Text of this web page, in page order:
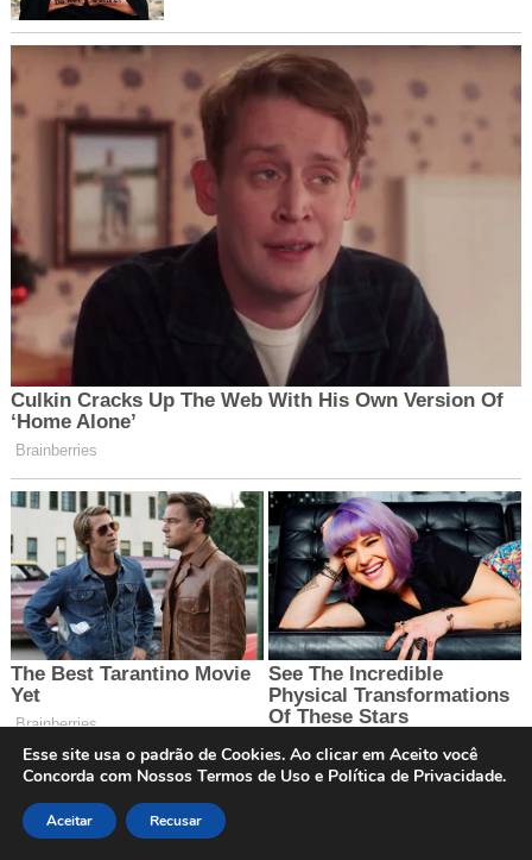
Esse site usa o padrão de Cookies. Ao clicar em Aceito você
Concorda com Nossos Termos de Uso e Política de Privacidade.
Aceitar Recusar